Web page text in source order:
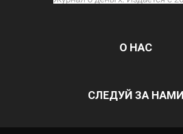
О НАС
СЛЕДУЙ ЗА НАМИ